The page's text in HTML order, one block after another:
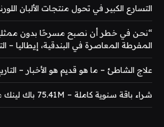
التسارع الكبير في تحول منتجات الألبان
“نحن في خطر أن نصبح مسرحًا بدون
المفرطة المعاصرة في البندقية، إيطاليا –
علاج الشاطئ – ما هو قديم هو الأخبار –
شراء باقة سنوية كاملة – 75.41M باك لينك متوقع | إشراق لنك